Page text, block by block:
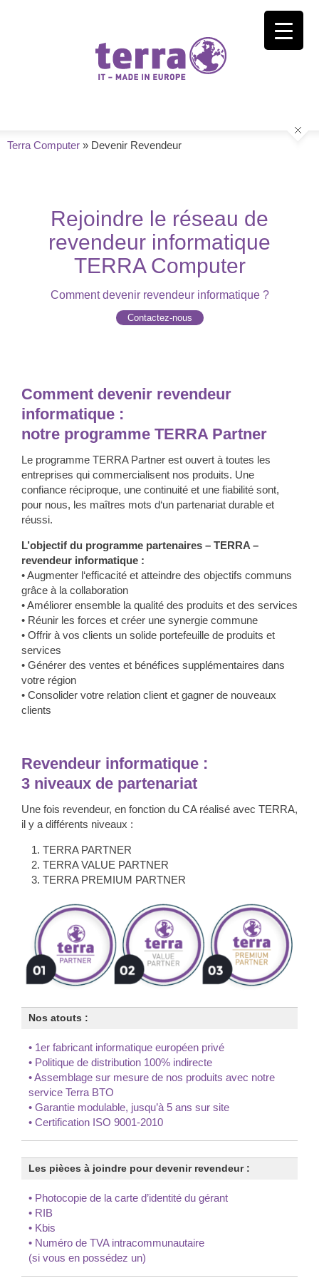
Terra Computer » Devenir Revendeur
Rejoindre le réseau de
revendeur informatique
TERRA Computer
Comment devenir revendeur informatique ?
Contactez-nous
Comment devenir revendeur
informatique :
notre programme TERRA Partner
Le programme TERRA Partner est ouvert à toutes les
entreprises qui commercialisent nos produits. Une
confiance réciproque, une continuité et une fiabilité sont,
pour nous, les maîtres mots d‘un partenariat durable et
réussi.
L’objectif du programme partenaires – TERRA –
revendeur informatique :
•Augmenter l‘efficacité et atteindre des objectifs communs
grâce à la collaboration
•Améliorer ensemble la qualité des produits et des services
• Réunir les forces et créer une synergie commune
• Offrir à vos clients un solide portefeuille de produits et
services
• Générer des ventes et bénéfices supplémentaires dans
votre région
• Consolider votre relation client et gagner de nouveaux
clients
Revendeur informatique :
3 niveaux de partenariat
Une fois revendeur, en fonction du CA réalisé avec TERRA,
il y a différents niveaux :
TERRA PARTNER
TERRA VALUE PARTNER
TERRA PREMIUM PARTNER
Nos atouts :
• 1er fabricant informatique européen privé
• Politique de distribution 100% indirecte
•Assemblage sur mesure de nos produits avec notre
service Terra BTO
• Garantie modulable, jusqu’à 5 ans sur site
• Certification ISO 9001-2010
Les pièces à joindre pour devenir revendeur :
• Photocopie de la carte d’identité du gérant
• RIB
• Kbis
• Numéro de TVA intracommunautaire
(si vous en possédez un)